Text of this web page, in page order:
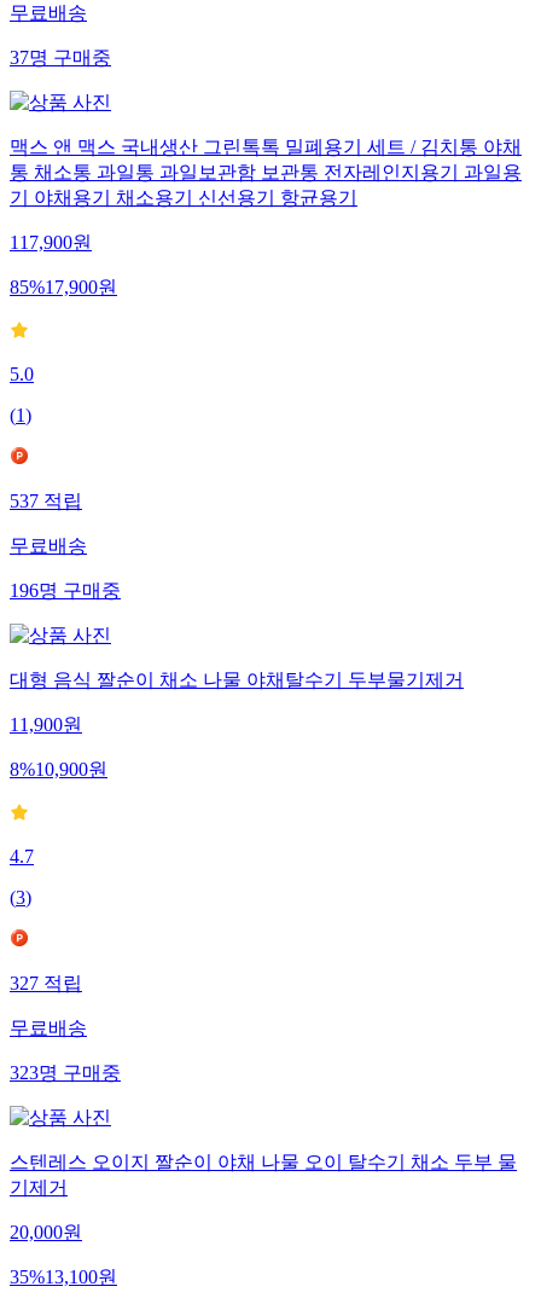
무료배송
37명구매중
맥스 앤 맥스 국내생산 그린톡톡 밀폐용기 세트 / 김치통 야채
통 채소통 과일통 과일보관함 보관통 전자레인지용기 과일용
기 야채용기 채소용기 신선용기 항균용기
117,900원
85%17,900원
5.0
(1)
537적립
무료배송
196명구매중
대형 음식 짤순이 채소 나물 야채탈수기 두부물기제거
11,900원
8%10,900원
4.7
(3)
327적립
무료배송
323명구매중
스텐레스 오이지 짤순이 야채 나물 오이 탈수기 채소 두부 물
기제거
20,000원
35%13,100원